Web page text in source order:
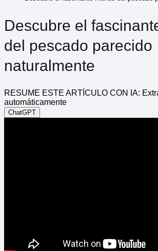
Descubre el
del pescado parecido
naturalmente
RESUME ESTE ARTÍCULO CON IA:
automáticamente
ChatGPT